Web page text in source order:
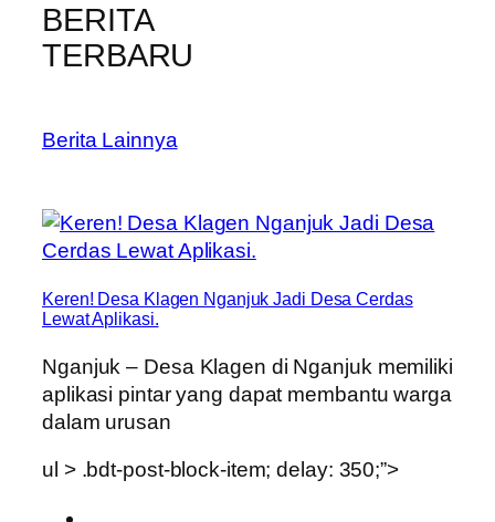
BERITA
TERBARU
Berita Lainnya
Keren! Desa Klagen Nganjuk Jadi Desa Cerdas
Lewat Aplikasi.
Nganjuk – Desa Klagen di Nganjuk memiliki
aplikasi pintar yang dapat membantu warga
dalam urusan
ul > .bdt-post-block-item; delay: 350;”>